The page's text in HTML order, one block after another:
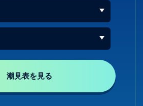
潮見表を見る